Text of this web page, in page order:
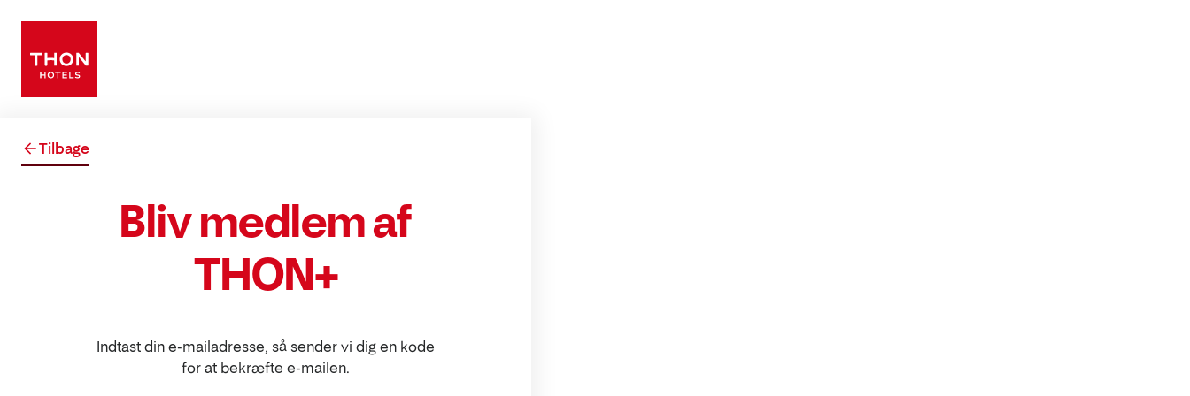
Tilbage
Bliv medlem af
THON+
Indtast din e-mailadresse, så sender vi dig en kode
for at bekræfte e-mailen.